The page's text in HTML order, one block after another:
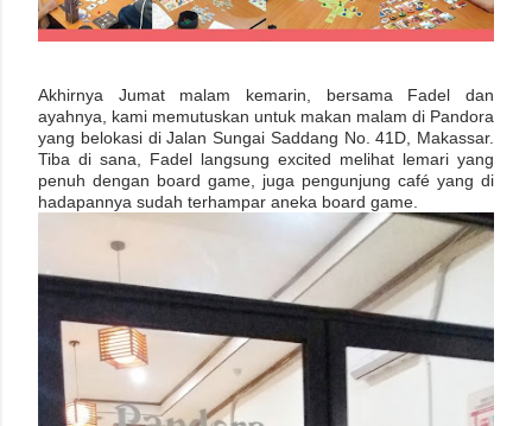
Akhirnya Jumat malam kemarin, bersama Fadel dan
ayahnya, kami memutuskan untuk makan malam di Pandora
yang belokasi di Jalan Sungai Saddang No. 41D, Makassar.
Tiba di sana, Fadel langsung excited melihat lemari yang
penuh dengan board game, juga pengunjung café yang di
hadapannya sudah terhampar aneka board game.